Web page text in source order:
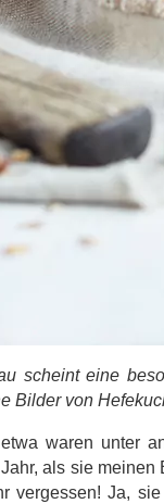
scheint eine
Bilder von
waren unter
als sie meinen
vergessen! Ja,